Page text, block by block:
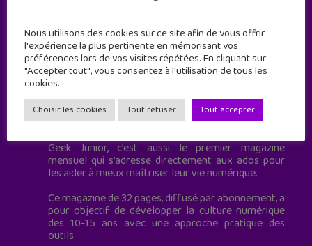
Geek Junior est le premier site de culture numérique
à destination des adolescents.
Geek Junior, c’est aussi le premier magazine
mensuel qui s’adresse directement aux ados pour
les aider à mieux maîtriser leur vie numérique.
Ce magazine de 32 pages, diffusé par abonnement, a
pour objectif de développer la culture numérique
des 10-15 ans avec une approche pratique des
outils.
Nous utilisons des cookies sur ce site afin de vous offrir
l'expérience la plus pertinente en mémorisant vos
préférences lors de vos visites répétées. En cliquant sur
"Accepter tout", vous consentez à l'utilisation de tous les
cookies.
Choisir les cookies Tout refuser Tout accepter